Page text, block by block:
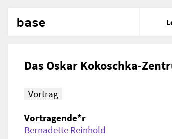
base
Das Oskar Kokoschka-
Vortrag
Vortragende*r
Bernadette Reinhold